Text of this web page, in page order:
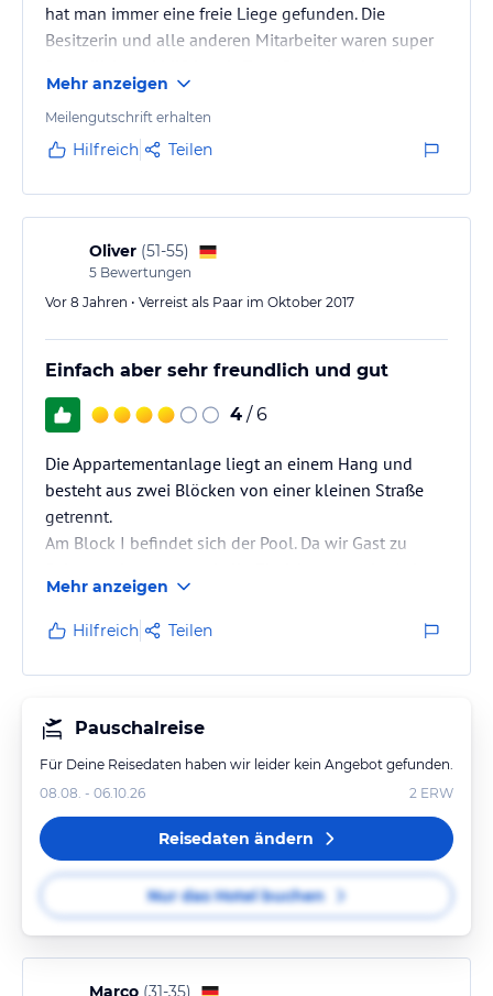
hat man immer eine freie Liege gefunden. Die
Besitzerin und alle anderen Mitarbeiter waren super
Restaurants musste man ein paar Meter bergab
laufen.
Preis/Leistug war wirklich super.
Mehr anzeigen
Meilengutschrift erhalten
Hilfreich Teilen
Oliver (51-55)
5 Bewertungen
Vor 8 Jahren • Verreist als Paar im Oktober 2017
Einfach aber sehr freundlich und gut
4 / 6
Die Appartementanlage liegt an einem Hang und
besteht aus zwei Blöcken von einer kleinen Straße
getrennt.
Am Block I befindet sich der Pool. Da wir Gast zu
bereits geschlossen waren, ist uns eine detailliertere
Beschreibung nicht möglich.
Die zentrale Straße von Agios Gordios mit Geschäften,
Minuten zu erreichen. Am Ende der Straße ist der
schöne Strand und dort ist man nach ca. Minuten
Mehr anzeigen
Hilfreich Teilen
Pauschalreise
Für Deine Reisedaten haben wir leider kein Angebot gefunden.
08.08. - 06.10.26
2 ERW
Reisedaten ändern
Nur das Hotel buchen
Marco (31-35)